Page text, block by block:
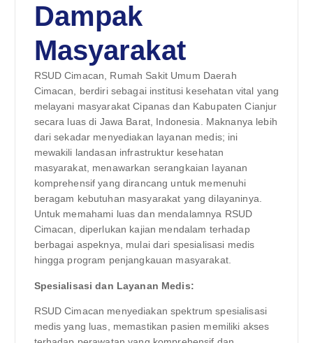
Dampak
Masyarakat
RSUD Cimacan, Rumah Sakit Umum Daerah
Cimacan, berdiri sebagai institusi kesehatan vital yang
melayani masyarakat Cipanas dan Kabupaten Cianjur
secara luas di Jawa Barat, Indonesia. Maknanya lebih
dari sekadar menyediakan layanan medis; ini
mewakili landasan infrastruktur kesehatan
masyarakat, menawarkan serangkaian layanan
komprehensif yang dirancang untuk memenuhi
beragam kebutuhan masyarakat yang dilayaninya.
Untuk memahami luas dan mendalamnya RSUD
Cimacan, diperlukan kajian mendalam terhadap
berbagai aspeknya, mulai dari spesialisasi medis
hingga program penjangkauan masyarakat.
Spesialisasi dan Layanan Medis:
RSUD Cimacan menyediakan spektrum spesialisasi
medis yang luas, memastikan pasien memiliki akses